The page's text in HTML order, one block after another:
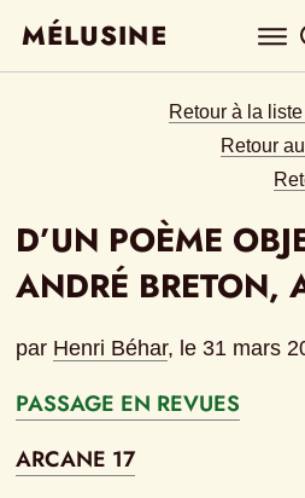
MÉLUSINE
Retour à la
Retour
D’UN POÈME
ANDRÉ BRETON,
par Henri Béhar, le 31 mars
PASSAGE EN REVUES
ARCANE 17